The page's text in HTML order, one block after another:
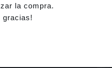
la compra.
gracias!